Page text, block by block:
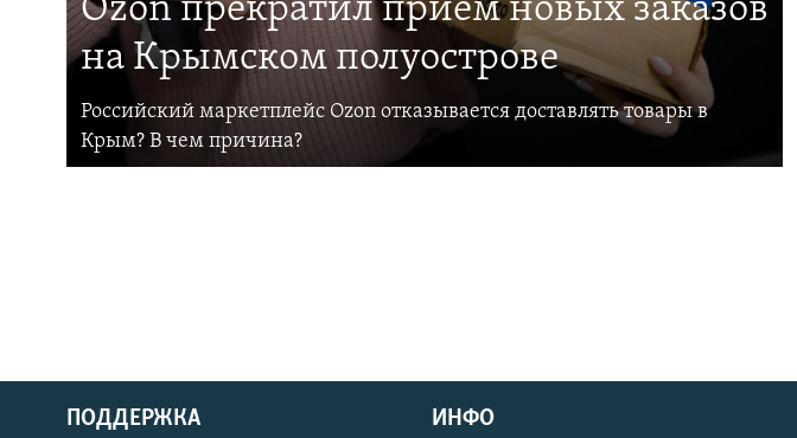
Ozon прекратил прием новых заказов
на Крымском полуострове
Российский маркетплейс Ozon отказывается доставлять товары в
Крым? В чем причина?
ПОДДЕРЖКА ИНФО